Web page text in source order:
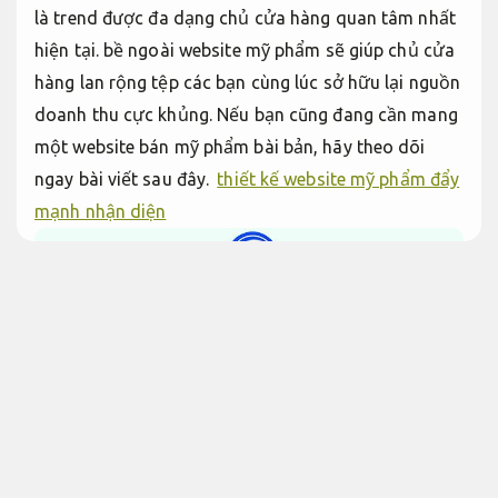
là trend được đa dạng chủ cửa hàng quan tâm nhất
hiện tại. bề ngoài website mỹ phẩm sẽ giúp chủ cửa
hàng lan rộng tệp các bạn cùng lúc sở hữu lại nguồn
doanh thu cực khủng. Nếu bạn cũng đang cần mang
một website bán mỹ phẩm bài bản, hãy theo dõi
ngay bài viết sau đây.
thiết kế website mỹ phẩm đẩy
mạnh nhận diện